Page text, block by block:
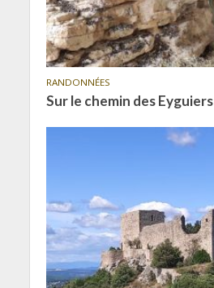
RANDONNÉES
Sur le chemin des Eyguiers